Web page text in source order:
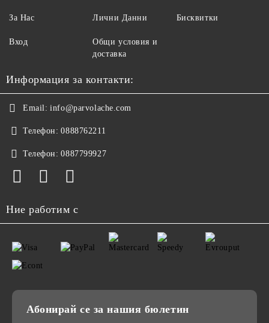
За Нас
Вход
Лични Данни
Общи условия и
доставка
Бисквитки
Информация за контакти:
Email: info@parvolache.com
Телефон: 0888762211
Телефон: 0887799927
Ние работим с
Абонирай се за нашия бюлетин